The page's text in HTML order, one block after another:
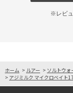
※レビ
ホーム > ルアー > ソルトウォ
> アジミルク マイクロベイト